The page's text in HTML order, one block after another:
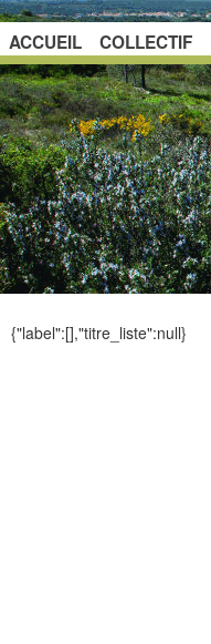
ACCUEIL COLLECTIF
{"label":[],"titre_liste":null}